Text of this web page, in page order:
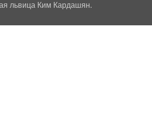
львица Ким Кардашян.